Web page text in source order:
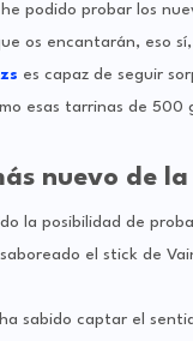
he podido probar los
os encantarán, eso
es capaz de seguir
esas tarrinas de 500
nuevo de
la posibilidad de
el stick de
sabido captar el